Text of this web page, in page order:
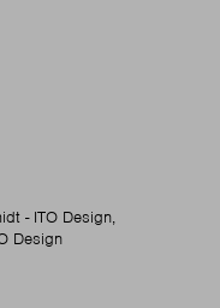
- ITO Design,
Design